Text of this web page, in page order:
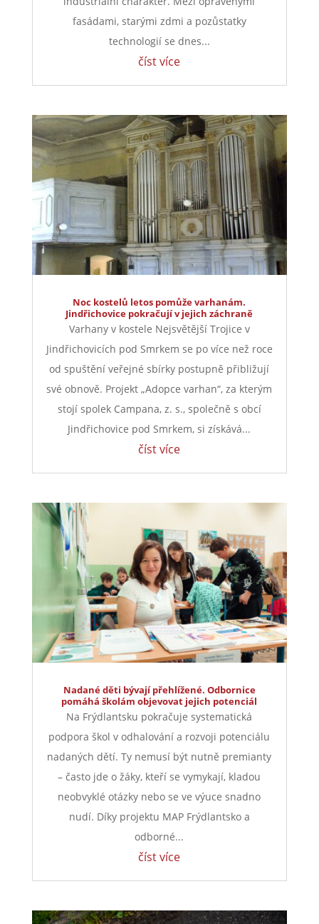
fasádami, starými zdmi a pozůstatky
technologií se dnes...
číst více
Noc kostelů letos pomůže varhanám.
Jindřichovice pokračují v jejich záchraně
Varhany v kostele Nejsvětější Trojice v
Jindřichovicích pod Smrkem se po více než roce
od spuštění veřejné sbírky postupně přibližují
své obnově. Projekt „Adopce varhan“, za kterým
stojí spolek Campana, z. s., společně s obcí
Jindřichovice pod Smrkem, si získává...
číst více
Nadané děti bývají přehlížené. Odbornice
pomáhá školám objevovat jejich potenciál
Na Frýdlantsku pokračuje systematická
podpora škol v odhalování a rozvoji potenciálu
nadaných dětí. Ty nemusí být nutně premianty
– často jde o žáky, kteří se vymykají, kladou
neobvyklé otázky nebo se ve výuce snadno
nudí. Díky projektu MAP Frýdlantsko a
odborné...
číst více